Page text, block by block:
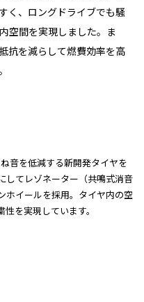
く、ロングドライブでも騒
空間を実現しました。ま
抗を減らして燃費効率を高
音を低減する新開発タイヤを
してレゾネーター（共鳴式消音
ホイールを採用。タイヤ内の空
を実現しています。